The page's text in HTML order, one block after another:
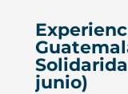
junio)